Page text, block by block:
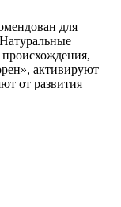
для
активируют
от развития